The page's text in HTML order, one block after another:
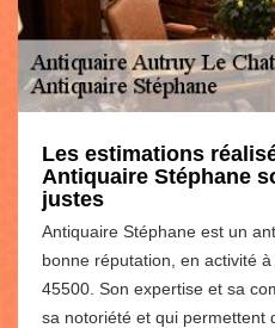
Les estimations
Antiquaire Stéphane
justes
Antiquaire Stéphane est un
bonne réputation, en activité
45500. Son expertise et sa
sa notoriété et qui permettent